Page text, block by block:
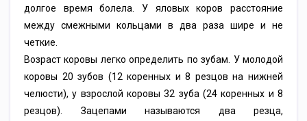
долгое время болела. У яловых коров расстояние
между смежными кольцами в два раза шире и не
четкие.
Возраст коровы легко определить по зубам. У молодой
коровы 20 зубов (12 коренных и 8 резцов на нижней
челюсти), у взрослой коровы 32 зуба (24 коренных и 8
резцов). Зацепами называются два резца,